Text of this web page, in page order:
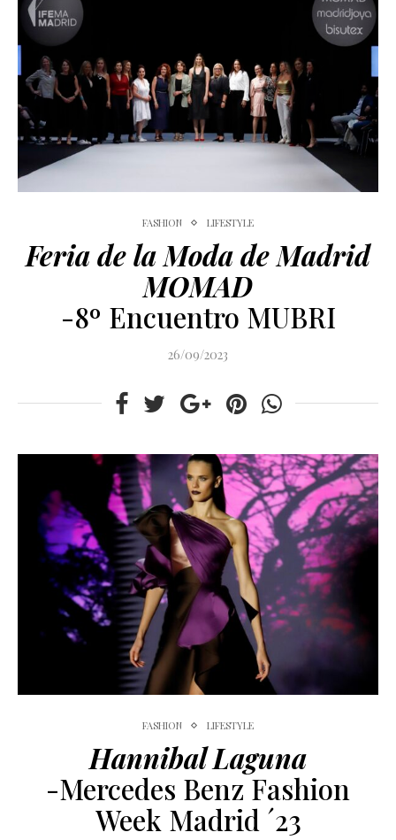
FASHION LIFESTYLE
Feria de la Moda de Madrid
MOMAD
-8º Encuentro MUBRI
26/09/2023
FASHION LIFESTYLE
Hannibal Laguna
-Mercedes Benz Fashion
Week Madrid ´23